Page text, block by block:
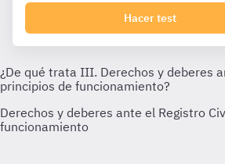
Hacer test